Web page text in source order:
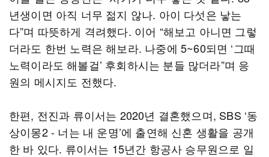
년생이면 아직 너무 젊지 않나. 아이 다섯은 낳는
다”며 따뜻하게 격려했다. 이어 “해보고 아니면 그렇
더라도 한번 노력은 해보라. 나중에 5~60되면 ‘그때
노력이라도 해볼걸’ 후회하시는 분들 많더라”며 응
원의 메시지도 전했다.
한편, 전진과 류이서는 2020년 결혼했으며, SBS ‘동
상이몽2 - 너는 내 운명’에 출연해 신혼 생활을 공개
한 바 있다. 류이서는 15년간 항공사 승무원으로 일